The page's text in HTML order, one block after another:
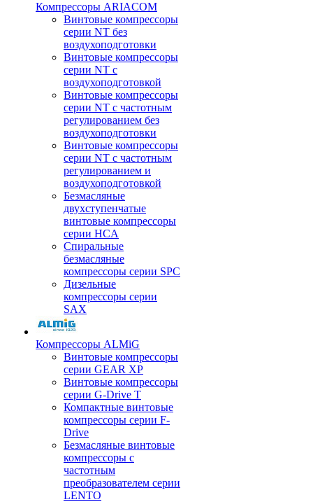
Компрессоры ARIACOM
Винтовые компрессоры
серии NT без
воздухоподготовки
Винтовые компрессоры
серии NT c
воздухоподготовкой
Винтовые компрессоры
серии NT с частотным
регулированием без
воздухоподготовки
Винтовые компрессоры
серии NT с частотным
регулированием и
воздухоподготовкой
Безмасляные
двухступенчатые
винтовые компрессоры
серии HCA
Спиральные
безмасляные
компрессоры серии SPC
Дизельные
компрессоры серии
SAX
Компрессоры ALMiG
Винтовые компрессоры
серии GEAR XP
Винтовые компрессоры
серии G-Drive T
Компактные винтовые
компрессоры серии F-
Drive
Безмасляные винтовые
компрессоры с
частотным
преобразователем серии
LENTO